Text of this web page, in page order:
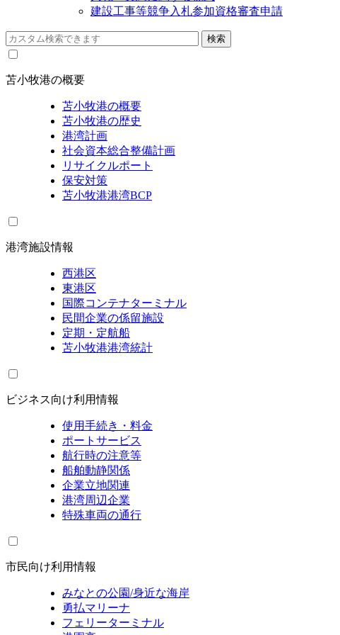
建設工事等競争入札参加資格審査申請
苫小牧港の概要
苫小牧港の概要
苫小牧港の歴史
港湾計画
社会資本総合整備計画
リサイクルポート
保安対策
苫小牧港港湾BCP
港湾施設情報
西港区
東港区
国際コンテナターミナル
民間企業の係留施設
定期・定航船
苫小牧港港湾統計
ビジネス向け利用情報
使用手続き・料金
ポートサービス
航行時の注意等
船舶動静関係
企業立地関連
港湾周辺企業
特殊車両の通行
市民向け利用情報
みなとの公園/身近な海岸
勇払マリーナ
フェリーターミナル